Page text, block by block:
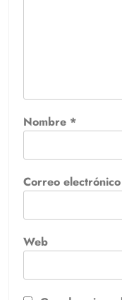
Nombre *
Correo electrónico
Web